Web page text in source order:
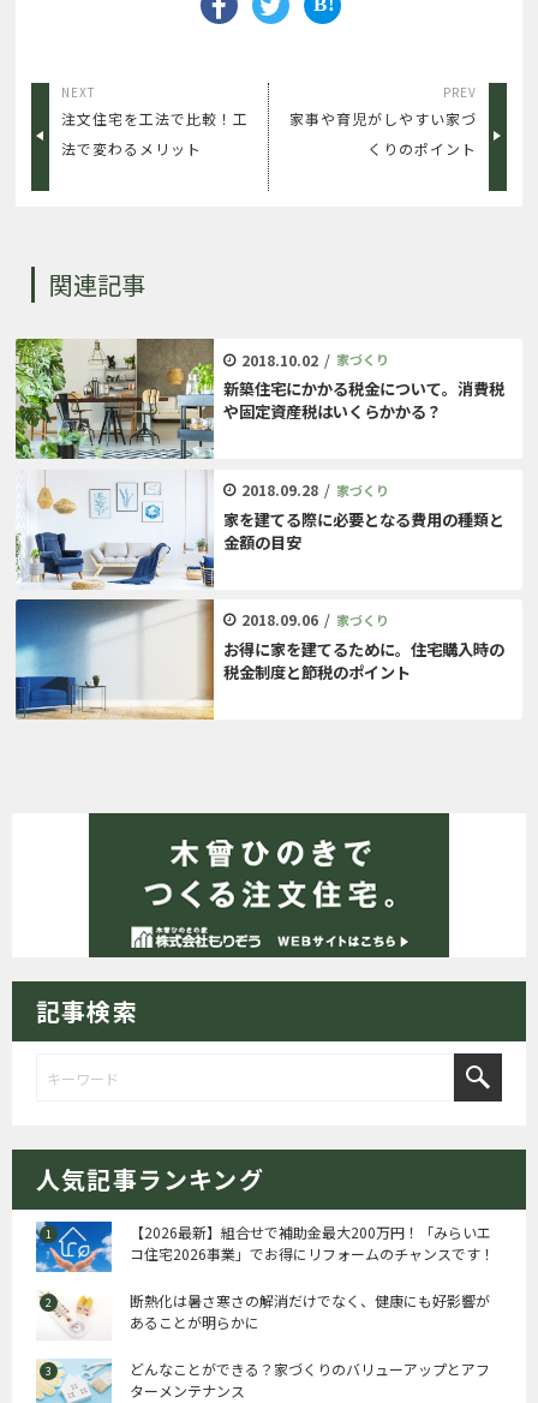
NEXT
注文住宅を工法で比較！工
法で変わるメリット
PREV
家事や育児がしやすい家づ
くりのポイント
関連記事
2018.10.02 / 家づくり
新築住宅にかかる税金について。消費税
や固定資産税はいくらかかる？
2018.09.28 / 家づくり
家を建てる際に必要となる費用の種類と
金額の目安
2018.09.06 / 家づくり
お得に家を建てるために。住宅購入時の
税金制度と節税のポイント
記事検索
人気記事ランキング
【2026最新】組合せで補助金最大200万円！「みらいエ
コ住宅2026事業」でお得にリフォームのチャンスです！
断熱化は暑さ寒さの解消だけでなく、健康にも好影響が
あることが明らかに
どんなことができる？家づくりのバリューアップとアフ
ターメンテナンス